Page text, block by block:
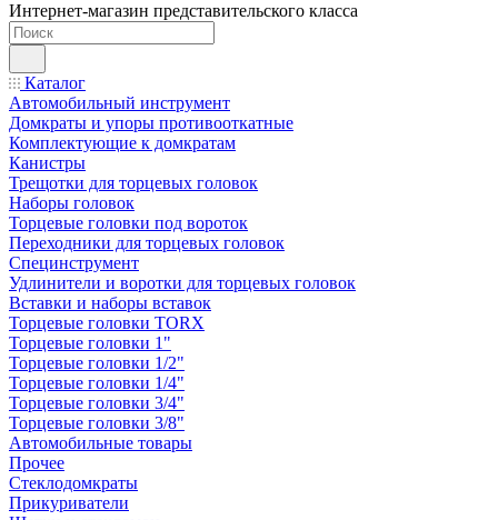
Интернет-магазин представительского класса
Каталог
Автомобильный инструмент
Домкраты и упоры противооткатные
Комплектующие к домкратам
Канистры
Трещотки для торцевых головок
Наборы головок
Торцевые головки под вороток
Переходники для торцевых головок
Специнструмент
Удлинители и воротки для торцевых головок
Вставки и наборы вставок
Торцевые головки TORX
Торцевые головки 1"
Торцевые головки 1/2"
Торцевые головки 1/4"
Торцевые головки 3/4"
Торцевые головки 3/8"
Автомобильные товары
Прочее
Стеклодомкраты
Прикуриватели